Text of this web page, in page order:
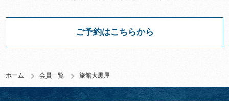
ホーム 会員一覧 旅館大黒屋
ご予約はこちらから